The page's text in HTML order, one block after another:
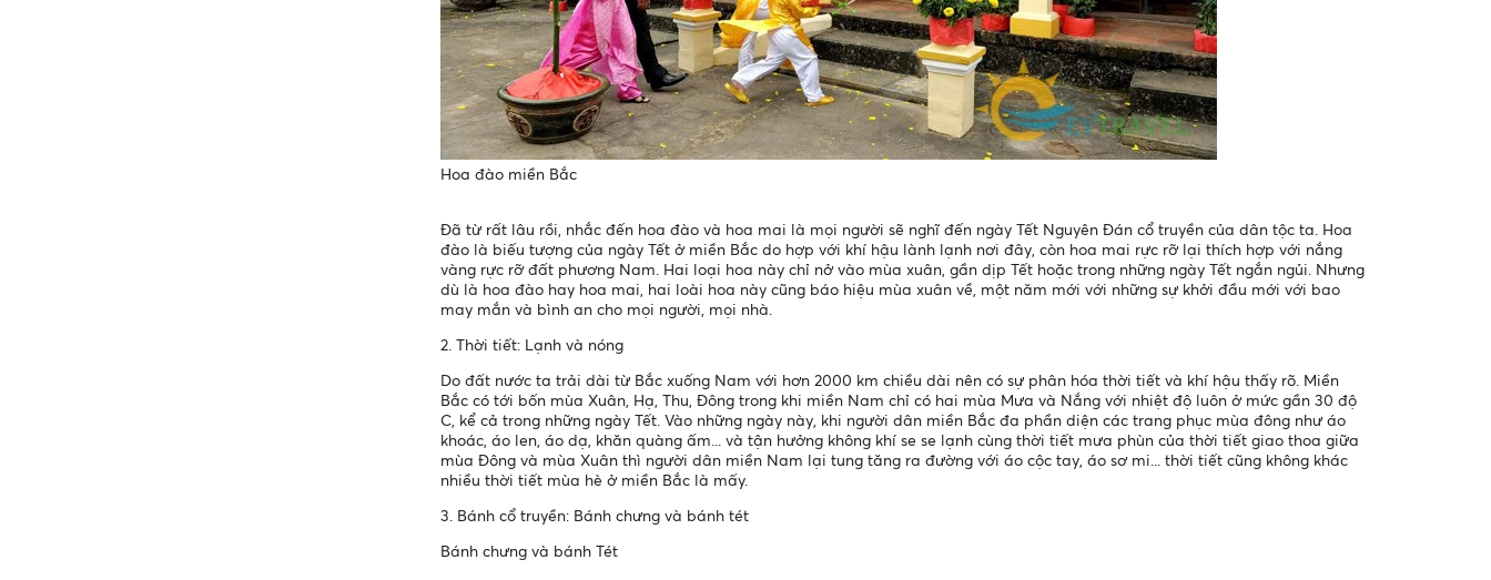
Hoa đào miền Bắc
Đã từ rất lâu rồi, nhắc đến hoa đào và hoa mai là mọi người sẽ nghĩ đến ngày Tết Nguyên Đán cổ truyền của dân tộc ta. Hoa
đào là biếu tượng của ngày Tết ở miền Bắc do hợp với khí hậu lành lạnh nơi đây, còn hoa mai rực rỡ lại thích hợp với nắng
vàng rực rỡ đất phương Nam. Hai loại hoa này chỉ nở vào mùa xuân, gần dịp Tết hoặc trong những ngày Tết ngắn ngủi. Nhưng
dù là hoa đào hay hoa mai, hai loài hoa này cũng báo hiệu mùa xuân về, một năm mới với những sự khởi đầu mới với bao
may mắn và bình an cho mọi người, mọi nhà.
2. Thời tiết: Lạnh và nóng
Do đất nước ta trải dài từ Bắc xuống Nam với hơn 2000 km chiều dài nên có sự phân hóa thời tiết và khí hậu thấy rõ. Miền
Bắc có tới bốn mùa Xuân, Hạ, Thu, Đông trong khi miền Nam chỉ có hai mùa Mưa và Nắng với nhiệt độ luôn ở mức gần 30 độ
C, kể cả trong những ngày Tết. Vào những ngày này, khi người dân miền Bắc đa phần diện các trang phục mùa đông như áo
khoác, áo len, áo dạ, khăn quàng ấm... và tận hưởng không khí se se lạnh cùng thời tiết mưa phùn của thời tiết giao thoa giữa
mùa Đông và mùa Xuân thì người dân miền Nam lại tung tăng ra đường với áo cộc tay, áo sơ mi... thời tiết cũng không khác
nhiều thời tiết mùa hè ở miền Bắc là mấy.
3. Bánh cổ truyền: Bánh chưng và bánh tét
Bánh chưng và bánh Tét